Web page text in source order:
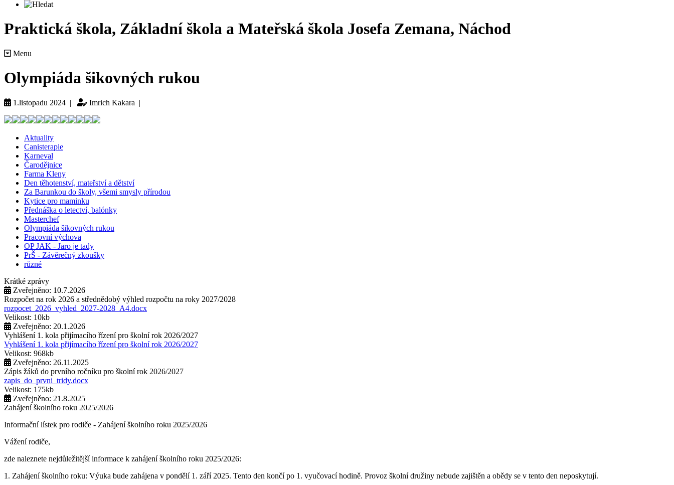
Praktická škola, Základní škola a Mateřská škola Josefa Zemana, Náchod
Menu
Olympiáda šikovných rukou
1.listopadu 2024 | Imrich Kakara |
Aktuality
Canisterapie
Karneval
Čarodějnice
Farma Kleny
Den těhotenství, mateřství a dětství
Za Barunkou do školy, všemi smysly přírodou
Kytice pro maminku
Přednáška o letectví, balónky
Masterchef
Olympiáda šikovných rukou
Pracovní výchova
OP JAK - Jaro je tady
PrŠ - Závěrečný zkoušky
různé
Krátké zprávy
Zveřejněno: 10.7.2026
Rozpočet na rok 2026 a střednědobý výhled rozpočtu na roky 2027/2028
rozpocet_2026_vyhled_2027-2028_A4.docx
Velikost: 10kb
Zveřejněno: 20.1.2026
Vyhlášení 1. kola přijímacího řízení pro školní rok 2026/2027
Vyhlášení 1. kola přijímacího řízení pro školní rok 2026/2027
Velikost: 968kb
Zveřejněno: 26.11.2025
Zápis žáků do prvního ročníku pro školní rok 2026/2027
zapis_do_prvni_tridy.docx
Velikost: 175kb
Zveřejněno: 21.8.2025
Zahájení školního roku 2025/2026
Informační lístek pro rodiče - Zahájení školního roku 2025/2026
Vážení rodiče,
zde naleznete nejdůležitější informace k zahájení školního roku 2025/2026:
1. Zahájení školního roku: Výuka bude zahájena v pondělí 1. září 2025. Tento den končí po 1. vyučovací hodině. Provoz školní družiny nebude zajištěn a obědy se v tento den neposkytují.